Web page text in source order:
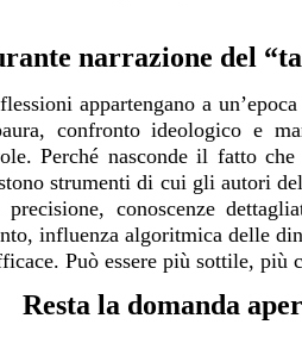
narrazione del
appartengano a
confronto ideologico e
Perché nasconde il fatto che
strumenti di cui gli autori
conoscenze
influenza algoritmica delle
Può essere più sottile,
Resta la domanda